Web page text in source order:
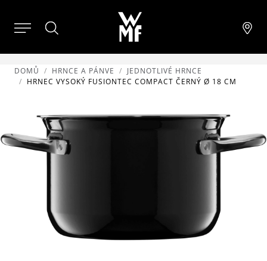
DOMŮ HRNCE A PÁNVE
JEDNOTLIVÉ HRNCE
HRNEC VYSOKÝ FUSIONTEC COMPACT ČERNÝ Ø 18 CM